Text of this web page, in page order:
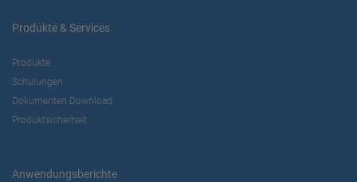
Produkte & Services
Produkte
Schulungen
Dokumenten Download
Produktsicherheit
Anwendungsberichte